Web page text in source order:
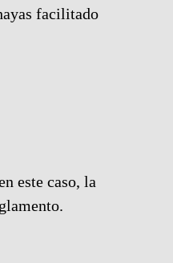
facilitado
este caso, la